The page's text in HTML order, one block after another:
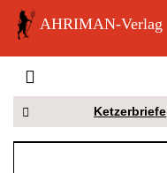
AHRIMAN-Verlag
Ketzerbriefe